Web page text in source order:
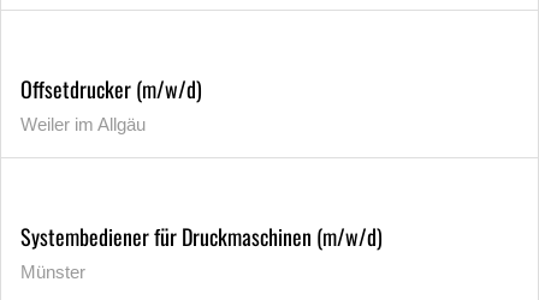
Offsetdrucker (m/w/d)
Weiler im Allgäu
Systembediener für Druckmaschinen (m/w/d)
Münster